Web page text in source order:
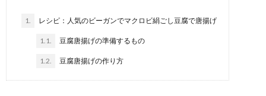
1. レシピ：人気のビーガンでマクロビ絹ごし豆腐で唐揚げ
1.1. 豆腐唐揚げの準備するもの
1.2. 豆腐唐揚げの作り方